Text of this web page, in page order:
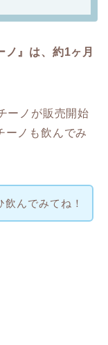
ノ』は、約1ヶ月
ーノが販売開始
ーノも飲んでみ
んでみてね！